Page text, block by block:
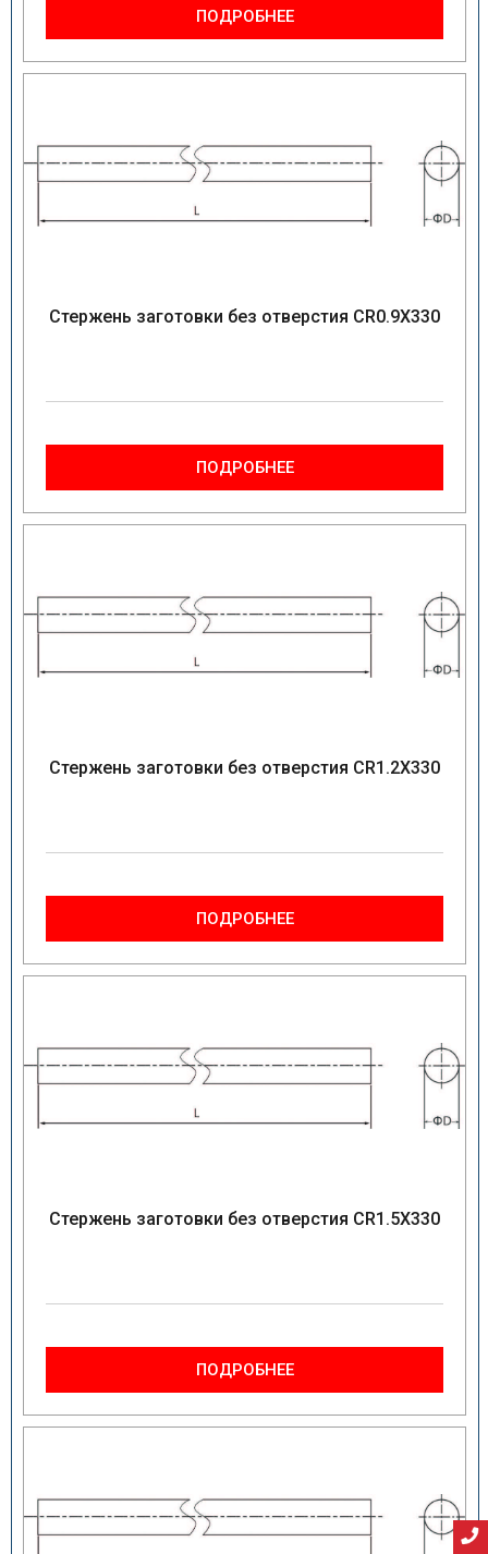
ПОДРОБНЕЕ
Стержень заготовки без отверстия CR0.9X330
ПОДРОБНЕЕ
Стержень заготовки без отверстия CR1.2X330
ПОДРОБНЕЕ
Стержень заготовки без отверстия CR1.5X330
ПОДРОБНЕЕ